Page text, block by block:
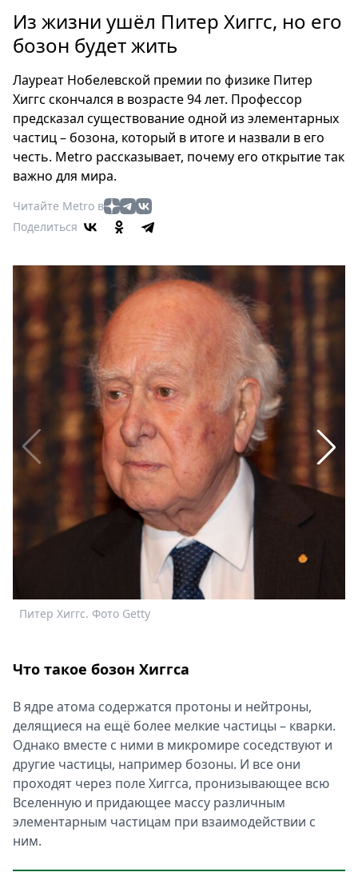
Россия
Мир
Еда
Туризм
Мода
Театр
Кино
Афиша
Книги
Пресс-
релизы
О
Metro
Стримы
Спецпроекты
Звезды
Выборы
2026
Скачай
Metro
Из жизни ушёл Питер Хиггс, но его
бозон будет жить
Лауреат Нобелевской премии по физике Питер
Хиггс скончался в возрасте 94 лет. Профессор
предсказал существование одной из элементарных
частиц – бозона, который в итоге и назвали в его
честь. Metro рассказывает, почему его открытие так
важно для мира.
Читайте Metro в
Поделиться
Питер Хиггс. Фото Getty
Что такое бозон Хиггса
В ядре атома содержатся протоны и нейтроны,
делящиеся на ещё более мелкие частицы – кварки.
Однако вместе с ними в микромире соседствуют и
другие частицы, например бозоны. И все они
проходят через поле Хиггса, пронизывающее всю
Вселенную и придающее массу различным
элементарным частицам при взаимодействии с
ним.